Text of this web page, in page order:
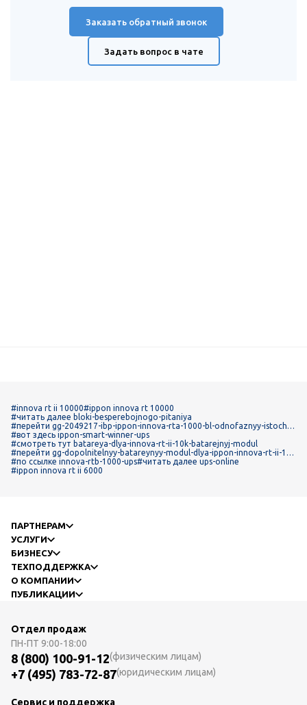
Заказать обратный звонок
Задать вопрос в чате
#innova rt ii 10000#ippon innova rt 10000
#читать далее bloki-besperebojnogo-pitaniya
#перейти gg-2049217-ibp-ippon-innova-rta-1000-bl-odnofaznyy-istochni
k-bespereboynogo-pitaniya
#вот здесь ippon-smart-winner-ups
#смотреть тут batareya-dlya-innova-rt-ii-10k-batarejnyj-modul
#перейти gg-dopolnitelnyy-batareynyy-modul-dlya-ippon-innova-rt-ii-100
0-1500-dopolnitelnyy-batareynyy-modul
#по ссылке innova-rtb-1000-ups#читать далее ups-online
#ippon innova rt ii 6000
ПАРТНЕРАМ
УСЛУГИ
БИЗНЕСУ
ТЕХПОДДЕРЖКА
О КОМПАНИИ
ПУБЛИКАЦИИ
Отдел продаж
ПН-ПТ 9:00-18:00
8 (800) 100-91-12(физическим лицам)
+7 (495) 783-72-87(юридическим лицам)
Сервис и поддержка